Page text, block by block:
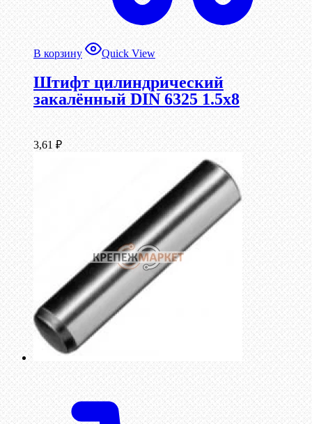
В корзину Quick View
Штифт цилиндрический
закалённый DIN 6325 1.5х8
3,61 ₽